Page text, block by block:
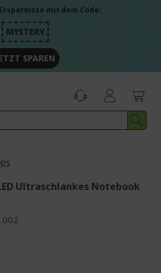
mit dem Code:
MYSTERY
SPAREN
Ultraschlankes Notebook